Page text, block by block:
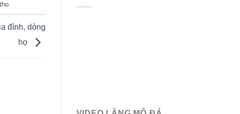
.
đình, dòng
họ